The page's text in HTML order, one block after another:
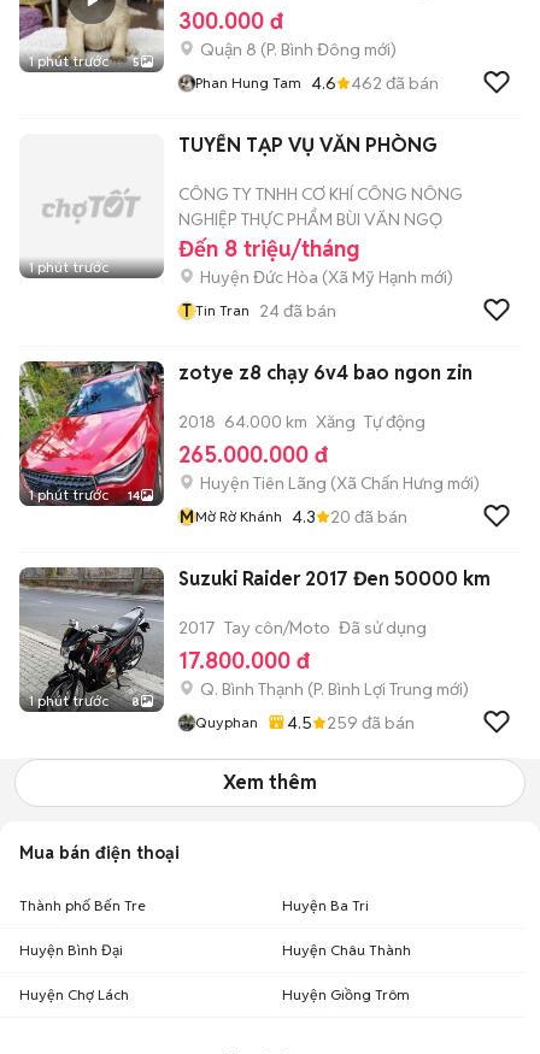
1 phút trước 5
300.000 đ
Quận 8 (P. Bình Đông mới)
Phan Hung Tam 4.6 462 đã bán
1 phút trước
TUYỂN TẠP VỤ VĂN PHÒNG
CÔNG TY TNHH CƠ KHÍ CÔNG NÔNG
NGHIỆP THỰC PHẨM BÙI VĂN NGỌ
Đến 8 triệu/tháng
Huyện Đức Hòa (Xã Mỹ Hạnh mới)
T Tin Tran 24đã bán
1 phút trước 14
zotye z8 chạy 6v4 bao ngon zin
2018 64.000 km Xăng Tự động
265.000.000 đ
Huyện Tiên Lãng (Xã Chấn Hưng mới)
MMờ Rờ Khánh 4.3 20 đã bán
1 phút trước 8
Suzuki Raider 2017 Đen 50000 km
2017 Tay côn/Moto Đã sử dụng
17.800.000 đ
Q. Bình Thạnh (P. Bình Lợi Trung mới)
Quyphan 4.5 259 đã bán
Xem thêm
Mua bán điện thoại
Thành phố Bến Tre Huyện Ba Tri
Huyện Bình Đại Huyện Châu Thành
Huyện Chợ Lách Huyện Giồng Trôm